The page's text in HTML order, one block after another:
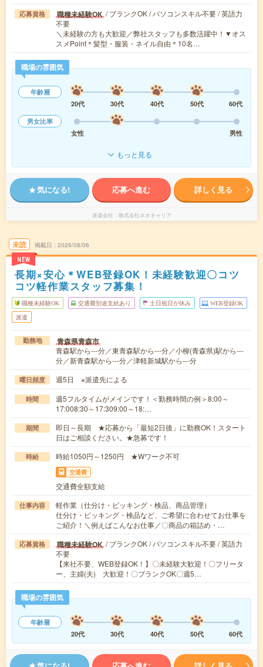
応募資格 職種未経験OK / ブランクOK / パソコンスキル不要 / 英語力
不要
＼未経験の方も大歓迎／弊社スタッフも多数活躍中！▼オス
スメPoint＊髪型・服装・ネイル自由＊10名…
職場の雰囲気
年齢層
20代
30代 40代 50代
60代
男女比率
女性
男性
もっと見る
気になる! 応募へ進む 詳しく見る
派遣会社 株式会社ネオキャリア
未読
NEW
掲載日 2026/08/06
長期×安心＊WEB登録OK！未経験歓迎〇コツ
コツ軽作業スタッフ募集！
職種未経験OK 交通費別途支給あり 土日祝日が休み WEB登録OK
派遣
勤務地 青森県青森市
青森駅から---分／東青森駅から---分／小柳(青森県)駅から---
分／新青森駅から---分／津軽新城駅から---分
曜日頻度 週5日 ※派遣先による
時間
週5フルタイムがメインです！＜勤務時間の例＞8:00～
17:008:30～17:309:00～18:…
期間
即日～長期 ★応募から「最短2日後」に勤務OK！スタート
日はご相談ください。★急募です！
時給 時給1050円～1250円 ★Wワーク不可
交通費
交通費全額支給
仕事内容
軽作業（仕分け・ピッキング・検品、商品管理）
仕分け・ピッキング・検品など、ご希望に合わせてお仕事を
ご紹介！＼例えばこんなお仕事／〇商品の箱詰め・…
応募資格 職種未経験OK / ブランクOK / パソコンスキル不要 / 英語力
不要
【来社不要、WEB登録OK！】〇未経験大歓迎！〇フリータ
ー、主婦(夫) 大歓迎！〇ブランクOK〇週5…
職場の雰囲気
年齢層
20代
30代 40代 50代 60代